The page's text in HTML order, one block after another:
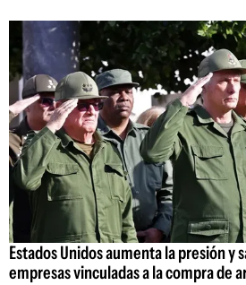
Estados Unidos aumenta la presión y
empresas vinculadas a la compra de